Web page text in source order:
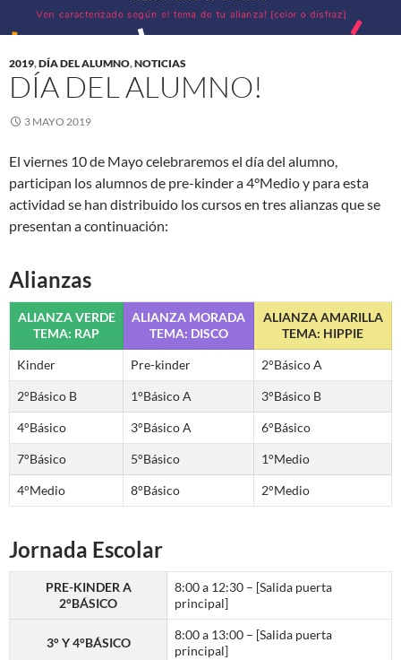
2019,DÍA DEL ALUMNO,NOTICIAS
DÍA DEL ALUMNO!
3 MAYO 2019
El viernes 10 de Mayo celebraremos el día del alumno,
participan los alumnos de pre-kinder a 4°Medio y para esta
actividad se han distribuido los cursos en tres alianzas que se
presentan a continuación:
Alianzas
ALIANZA VERDE
TEMA: RAP
ALIANZA MORADA
TEMA: DISCO
ALIANZA AMARILLA
TEMA: HIPPIE
Kinder Pre-kinder 2°Básico A
2°Básico B 1°Básico A 3°Básico B
4°Básico 3°Básico A 6°Básico
7°Básico 5°Básico 1°Medio
4°Medio 8°Básico 2°Medio
Jornada Escolar
PRE-KINDER A
2°BÁSICO
8:00 a 12:30 – [Salida puerta
principal]
3° Y 4°BÁSICO
8:00 a 13:00 – [Salida puerta
principal]